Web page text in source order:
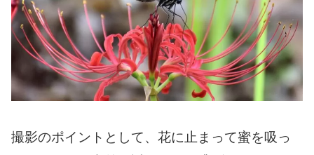
撮影のポイントとして、花に止まって蜜を吸っ